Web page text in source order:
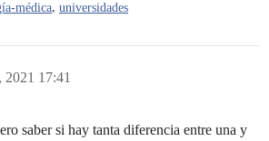
médica universidades
2021 17:41
saber si hay tanta diferencia entre una y